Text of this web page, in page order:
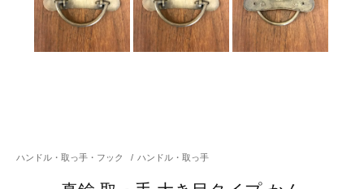
ハンドル・取っ手・フック / ハンドル・取っ手